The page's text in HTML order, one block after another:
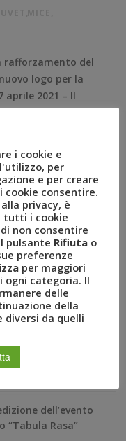
rafforzamento del
logo per la
aprile 2021 – Il
per viaggi
dell’evento
Rasa”
i cookie e
per
e per creare
cookie consentire.
privacy, è
tutti i cookie
non consentire
pulsante Rifiuta o
preferenze
per maggiori
ogni categoria. Il
delle
della
diversi da quelli